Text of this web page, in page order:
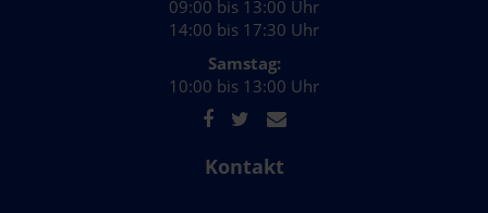
09:00 bis 13:00 Uhr
14:00 bis 17:30 Uhr
Samstag:
10:00 bis 13:00 Uhr
Kontakt